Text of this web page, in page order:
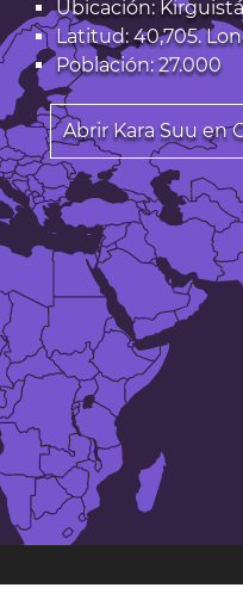
Ubicación:
Latitud: 40,705.
Población: 27.000
Abrir Kara Suu en